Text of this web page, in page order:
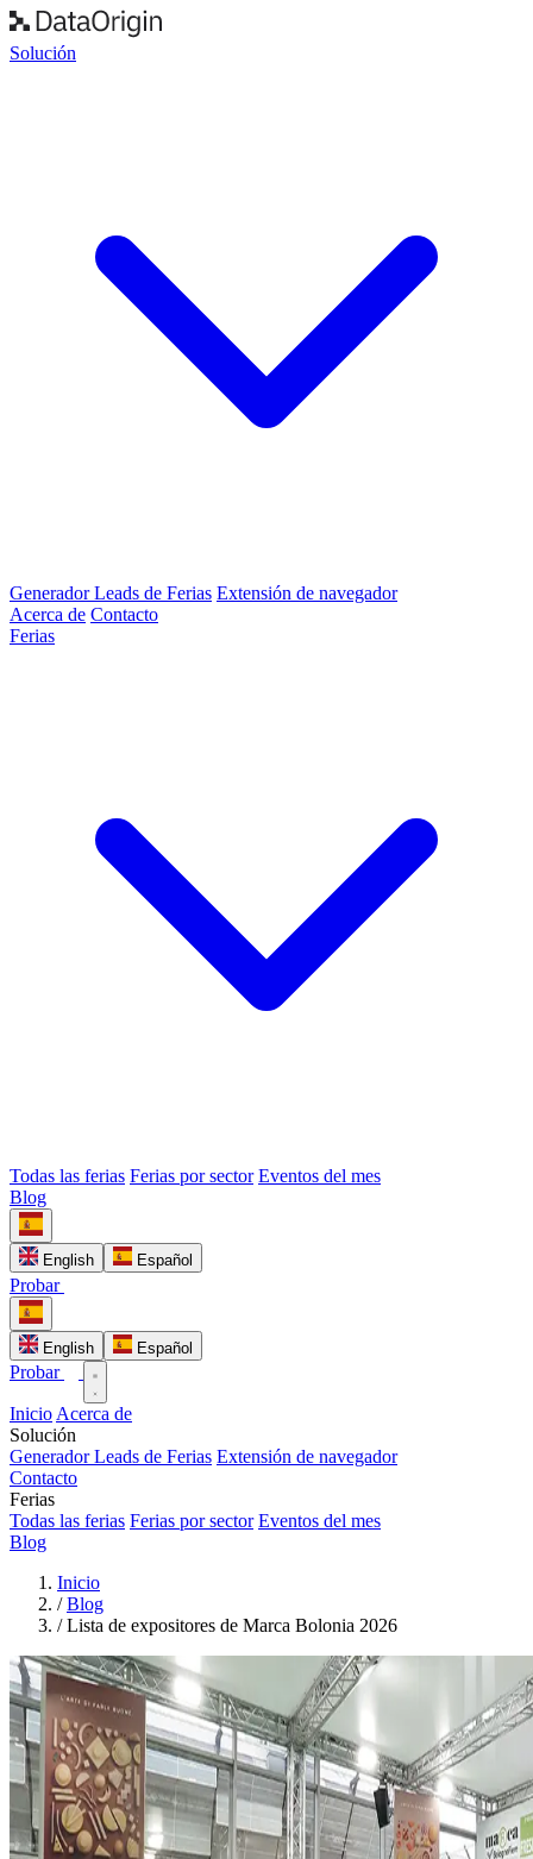
Solución
Generador Leads de Ferias Extensión de navegador
Acerca de Contacto
Ferias
Todas las ferias Ferias por sector Eventos del mes
Blog
English Español
Probar
English Español
Probar
Inicio Acerca de
Solución
Generador Leads de Ferias Extensión de navegador
Contacto
Ferias
Todas las ferias Ferias por sector Eventos del mes
Blog
Inicio
/ Blog
/ Lista de expositores de Marca Bolonia 2026